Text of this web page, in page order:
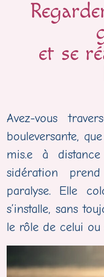
et se
Avez-vous
bouleversante,
mis.e à
sidération
paralyse. Elle
s’installe, sans
le rôle de celui